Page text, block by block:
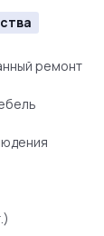
ремонт